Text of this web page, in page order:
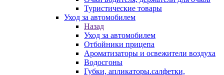
Туристические товары
Уход за автомобилем
Назад
Уход за автомобилем
Отбойники прицепа
Ароматизаторы и освежители воздуха
Водосгоны
Губки, апликаторы.салфетки,